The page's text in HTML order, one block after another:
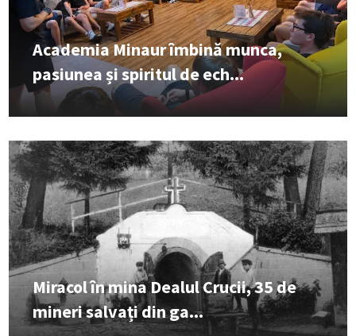
Academia Minaur îmbină munca,
pasiunea și spiritul de ech...
Miracol în mina Dealul Crucii, 35 de
mineri salvați din ga...